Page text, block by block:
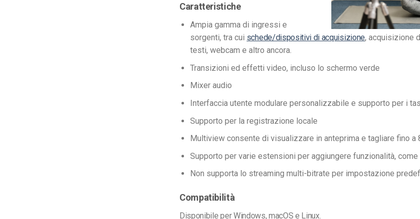
Caratteristiche
Ampia gamma di ingressi e
sorgenti, tra cui schede/dispositivi di acquisizione, acquisizione
testi, webcam e altro ancora.
Transizioni ed effetti video, incluso lo schermo verde
Mixer audio
Interfaccia utente modulare personalizzabile e supporto per i
Supporto per la registrazione locale
Multiview consente di visualizzare in anteprima e tagliare fino a
Supporto per varie estensioni per aggiungere funzionalità,
Non supporta lo streaming multi-bitrate per impostazione
Compatibilità
Disponibile per Windows, macOS e Linux.